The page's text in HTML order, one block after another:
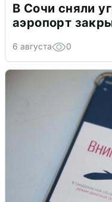
В Сочи сняли
аэропорт
6 августа 0